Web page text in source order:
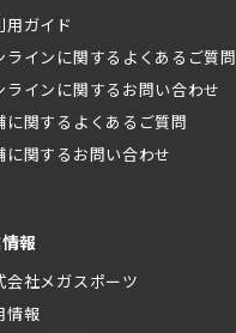
用ガイド
ラインに関するよくあるご質問
ラインに関するお問い合わせ
に関するよくあるご質問
に関するお問い合わせ
報
会社メガスポーツ
情報